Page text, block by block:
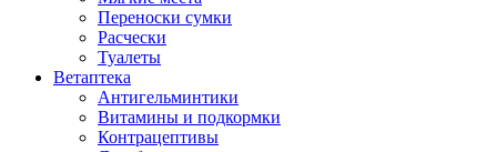
Переноски сумки
Расчески
Туалеты
Ветаптека
Антигельминтики
Витамины и подкормки
Контрацептивы